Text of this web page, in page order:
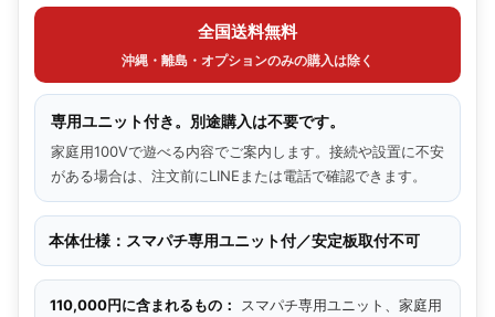
全国送料無料
沖縄・離島・オプションのみの購入は除く
専用ユニット付き。別途購入は不要です。
家庭用100Vで遊べる内容でご案内します。接続や設置に不安
がある場合は、注文前にLINEまたは電話で確認できます。
本体仕様：スマパチ専用ユニット付／安定板取付不可
110,000円に含まれるもの：
スマパチ専用ユニット、家庭用